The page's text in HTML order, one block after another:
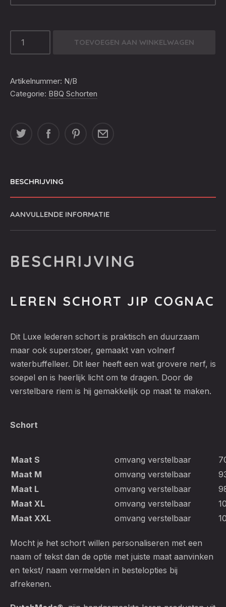
COGNAC
AANTAL
TOEVOEGEN AAN WINKELWAGEN
Artikelnummer: N/B
Categorie: BBQ Schorten
BESCHRIJVING
AANVULLENDE INFORMATIE
BESCHRIJVING
LEREN SCHORT JIP COGNAC
Dit Luxe lederen schort is praktisch en duurzaam
maar ook superstoer, gemaakt van volnerf
waterbuffelleer. Dit leer heeft een wat grovere nerf, is
soepel en is heerlijk licht om te dragen. Door de
verstelbare riem is hij gemakkelijk op maat te maken.
Schort
Maat S omvang verstelbaar
Maat M
omvang verstelbaar
Maat L
omvang verstelbaar
Maat XL
omvang verstelbaar
Maat XXL
omvang verstelbaar
Mocht je het schort willen personaliseren met een
naam of tekst dan de optie met juiste maat aanvinken
en tekst/ naam vermelden in bestelopties bij
afrekenen.